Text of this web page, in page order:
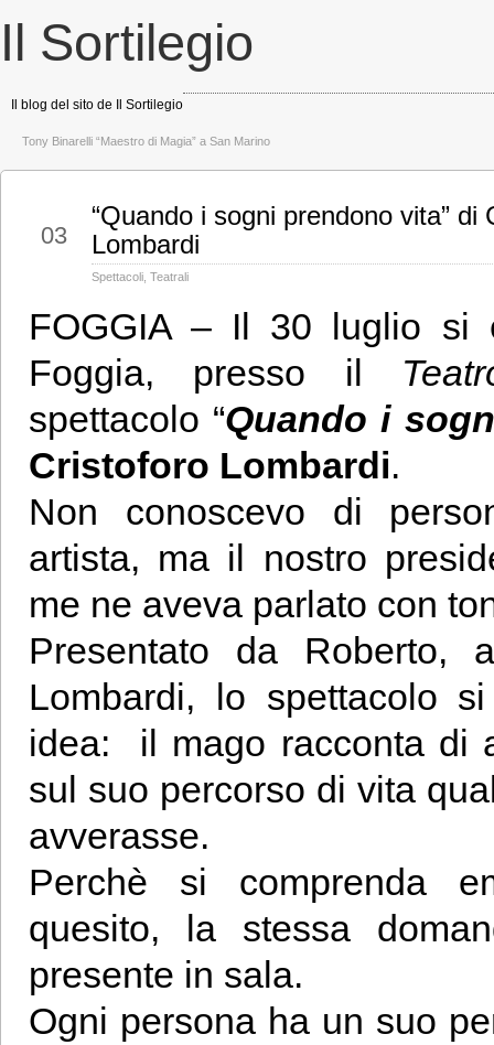
Il Sortilegio
Il blog del sito de Il Sortilegio
Tony Binarelli “Maestro di Magia” a San Marino
03
“Quando i sogni prendono vita” di
Lombardi
Spettacoli Teatrali
FOGGIA – Il 30 luglio si
Foggia, presso il
spettacolo “Quando i
Cristoforo Lombardi.
Non conoscevo di
artista, ma il nostro
me ne aveva parlato con
Presentato da Roberto,
Lombardi, lo spettacolo
idea: il mago racconta di
sul suo percorso di vita
avverasse.
Perchè si comprenda
quesito, la stessa
presente in sala.
Ogni persona ha un suo